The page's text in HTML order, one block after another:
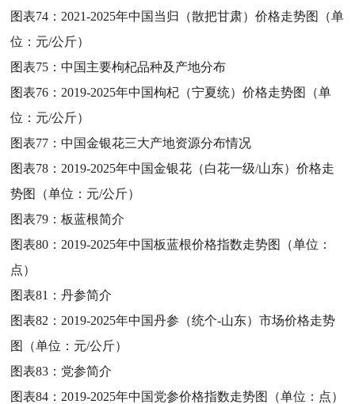
图表74： 2021-2025年中国当归（散把甘肃）价格走势图（单
位：元/公斤）
图表75：中国主要枸杞品种及产地分布
图表76： 2019-2025年中国枸杞（宁夏统）价格走势图（单
位：元/公斤）
图表77：中国金银花三大产地资源分布情况
图表78： 2019-2025年中国金银花（白花一级/山东）价格走
势图（单位：元/公斤）
图表79：板蓝根简介
图表80： 2019-2025年中国板蓝根价格指数走势图（单位：
点）
图表81：丹参简介
图表82： 2019-2025年中国丹参（统个-山东）市场价格走势
图（单位：元/公斤）
图表83： 党参简介
图表84： 2019-2025年中国党参价格指数走势图（单位：点）